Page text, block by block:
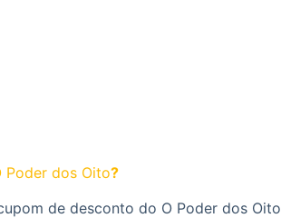
Poder dos Oito?
de desconto do O Poder dos Oito